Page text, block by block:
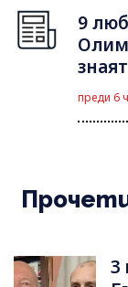
9
знаят
преди 6
3